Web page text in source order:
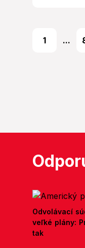
1 ...
Odvolávací
veľké plány:
tak